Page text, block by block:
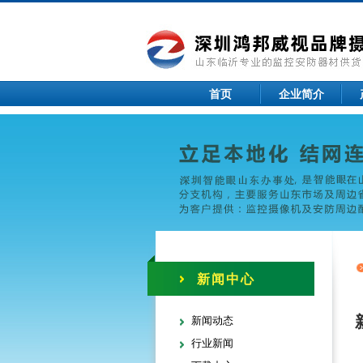
首页 企业简介
新闻中心
新闻动态
行业新闻